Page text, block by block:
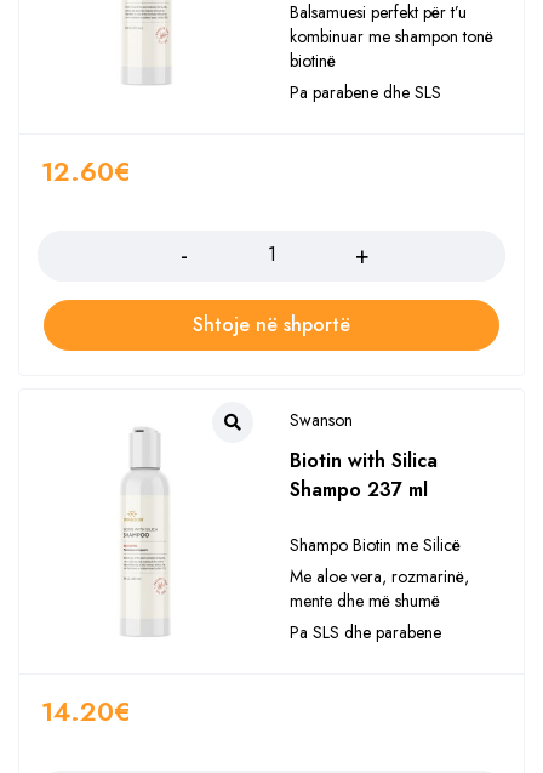
Balsamuesi perfekt për t’u
kombinuar me shampon tonë
biotinë
Pa parabene dhe SLS
12.60€
Shtoje në shportë
Swanson
Biotin with Silica
Shampo 237 ml
Shampo Biotin me Silicë
Me aloe vera, rozmarinë,
mente dhe më shumë
Pa SLS dhe parabene
14.20€